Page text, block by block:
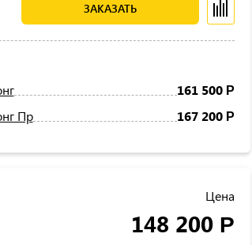
ЗАКАЗАТЬ
161 500 Р
Пр 167 200 Р
Цена
148 200 Р